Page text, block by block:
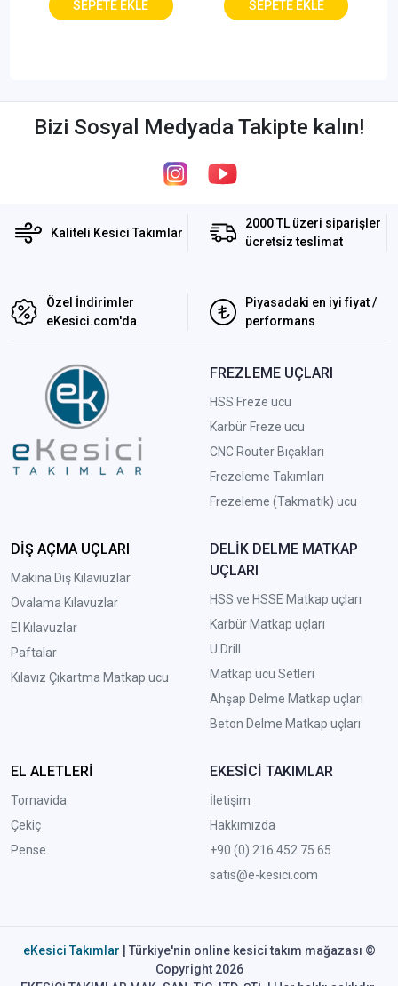
Bizi Sosyal Medyada Takipte kalın!
Kaliteli Kesici Takımlar
2000 TL üzeri siparişler
ücretsiz teslimat
Özel İndirimler
eKesici.com'da
Piyasadaki en iyi fiyat /
performans
FREZLEME UÇLARI
HSS Freze ucu
Karbür Freze ucu
CNC Router Bıçakları
Frezeleme Takımları
Frezeleme (Takmatik) ucu
DİŞ AÇMA UÇLARI
Makina Diş Kılavıuzlar
Ovalama Kılavuzlar
El Kılavuzlar
Paftalar
Kılavız Çıkartma Matkap ucu
DELİK DELME MATKAP
UÇLARI
HSS ve HSSE Matkap uçları
Karbür Matkap uçları
U Drill
Matkap ucu Setleri
Ahşap Delme Matkap uçları
Beton Delme Matkap uçları
EL ALETLERİ
Tornavida
Çekiç
Pense
EKESİCİ TAKIMLAR
İletişim
Hakkımızda
+90 (0) 216 452 75 65
satis@e-kesici.com
eKesici Takımlar | Türkiye'nin online kesici takım mağazası ©
Copyright 2026